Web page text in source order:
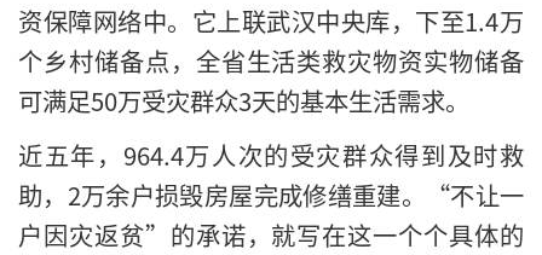
资保障网络中。它上联武汉中央库，下至1.4万
个乡村储备点，全省生活类救灾物资实物储备
可满足50万受灾群众3天的基本生活需求。
近五年，964.4万人次的受灾群众得到及时救
助，2万余户损毁房屋完成修缮重建。“不让一
户因灾返贫”的承诺，就写在这一个个具体的